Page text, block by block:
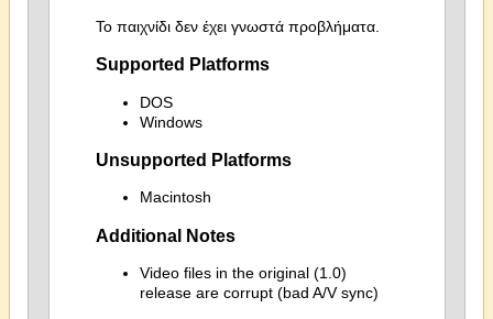
Το παιχνίδι δεν έχει γνωστά προβλήματα.
Supported Platforms
DOS
Windows
Unsupported Platforms
Macintosh
Additional Notes
Video files in the original (1.0)
release are corrupt (bad A/V sync)